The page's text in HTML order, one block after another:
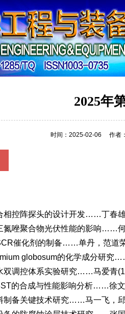
2025年
时间：2025-02-06 作者
相控阵探头的设计开发……丁春
氮唑聚合物光伏性能的影响……
催化剂的制备……单丹，范道
globosum的化学成分研究
双调控体系实验研究……马爱青
的合成与性能影响分析……徐
制备关键技术研究……马一飞，